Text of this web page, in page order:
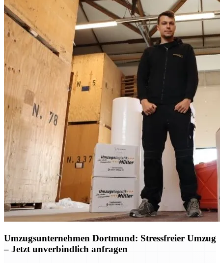
Umzugsunternehmen Dortmund: Stressfreier Umzug
– Jetzt unverbindlich anfragen